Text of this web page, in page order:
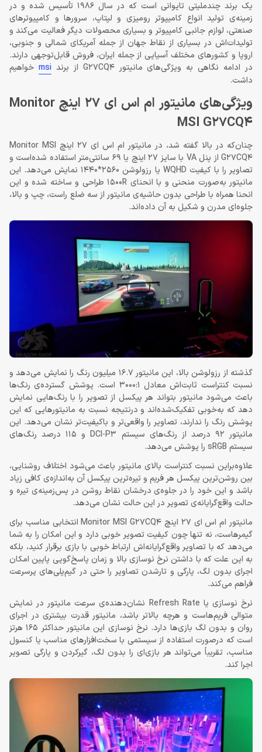
یک برند چندملیتی تایوانی است که در سال 1986 تأسیس شده و در
زمینه‌ی تولید انواع کامیپوتر رومیزی و لپتاپ، سرورها و کامپیوترهای
صنعتی، لوازم جانبی کامپیوتر و بسیاری محصولات دیگر فعالیت می‌کند و
تولیدات‌اش در بسیاری از نقاط جهان از جمله آمریکای شمالی و جنوبی،
اروپا و کشورهای مختلف آسیایی از جمله ایران، فروش قابل‌توجهی دارند.
در ادامه نگاهی به ویژگی‌های مانیتور G27CQ4 از برند
msi خواهیم
داشت.
ویژگی‌های مانیتور ام اس ای 27 اینچ Monitor
MSI G27CQ4
چنان‌که در بالا گفته شد، در مانیتور ام اس ای 27 اینچ Monitor MSI
G27CQ4 از پنل VA با سایز 27 اینچ یا 69 سانتی‌متر استفاده شده‌است و
تصاویر را با کیفیت WQHD یا رزولوشن 2560*1440 نمایش می‌دهد. این
مانیتور به‌صورت منحنی و با انحنای 1500R طراحی و ساخته شده و این
انحنا همراه با طراحی بدون حاشیه‌ی مانیتور از سه ضلع راست، چپ و بالا،
جلوه‌ای مدرن و شکیل به آن داده‌اند.
گذشته از رزولوشن بالا، این مانیتور 16.7 میلیون رنگ را نمایش می‌دهد و
نسبت کنتراست ثابت‌اش معادل 3000:1 است. پوشش گسترده‌ی رنگ‌ها
باعث می‌شود مانیتور بتواند هر پیکسل از تصویر را با رنگ‌هایی نمایش
دهد که به‌خوبی تفکیک‌شده‌اند و درنتیجه نسبت به مانیتورهایی که این
پوشش رنگ را ندارند، تصاویر را واقعی‌تر و باکیفیت‌تر نشان می‌دهد. این
مانیتور 92 درصد از رنگ‌های سیستم DCI-P3 و 115 درصد رنگ‌های
سیستم sRGB را پوشش می‌دهد.
علاوه‌براین نسبت کنتراست بالای مانیتور باعث می‌شود اختلاف روشنایی،
بین روشن‌ترین پیکسل هر فریم و تیره‌ترین پیکسل آن به‌اندازه‌ی کافی زیاد
باشد و این خود را در جلوه‌ی درخشان نقاط روشن در پس‌زمینه‌ی تیره و
حالت واقع‌گرایانه‌ی تصویر در این حالت نشان می‌دهد.
مانیتور ام اس ای 27 اینچ Monitor MSI G27CQ4 انتخابی مناسب برای
گیمرهاست، نه تنها چون کیفیت تصویر خوبی دارد و این امکان را به شما
می‌دهد که با تصاویر واقع‌گرایانه‌اش ارتباط خوبی با بازی برقرار کنید، بلکه
به این علت که با داشتن نرخ نوسازی بالا و زمان پاسخ‌گویی پایین امکان
اجرای بدون لگ، پارگی و تارشدن تصاویر را حتی در گیم‌پلی‌های پرسرعت
فراهم می‌کند.
نرخ نوسازی یا Refresh Rate نشان‌دهنده‌ی سرعت مانیتور در نمایش
متوالی فریم‌هاست و هرچه بالاتر باشد، مانیتور قدرت بیشتری در اجرای
روان و بدون لگ بازی‌ها دارد. نرخ نوسازی این مانیتور حداکثر 165 هرتز
است که درصورت استفاده از سیستمی با سخت‌افزارهای مناسب یا کنسول
مناسب، تقریباً می‌تواند هر بازی‌ای را بدون لگ، گیرکردن و پارگی تصویر
اجرا کند.